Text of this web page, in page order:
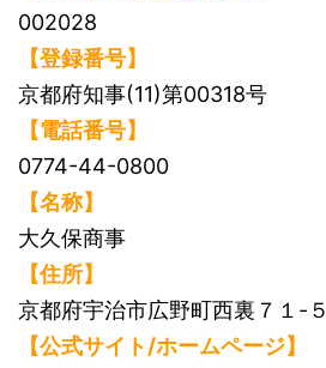
002028
【登録番号】
京都府知事(11)第00318号
【電話番号】
0774-44-0800
【名称】
大久保商事
【住所】
京都府宇治市広野町西裏７１-５
【公式サイト/ホームページ】